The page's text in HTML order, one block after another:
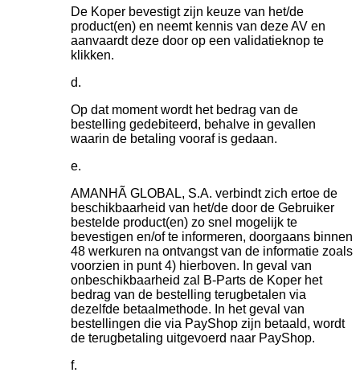
De Koper bevestigt zijn keuze van het/de
product(en) en neemt kennis van deze AV en
aanvaardt deze door op een validatieknop te
klikken.
Op dat moment wordt het bedrag van de
bestelling gedebiteerd, behalve in gevallen
waarin de betaling vooraf is gedaan.
AMANHÃ GLOBAL, S.A. verbindt zich ertoe de
beschikbaarheid van het/de door de Gebruiker
bestelde product(en) zo snel mogelijk te
bevestigen en/of te informeren, doorgaans binnen
48 werkuren na ontvangst van de informatie zoals
voorzien in punt 4) hierboven. In geval van
onbeschikbaarheid zal B-Parts de Koper het
bedrag van de bestelling terugbetalen via
dezelfde betaalmethode. In het geval van
bestellingen die via PayShop zijn betaald, wordt
de terugbetaling uitgevoerd naar PayShop.